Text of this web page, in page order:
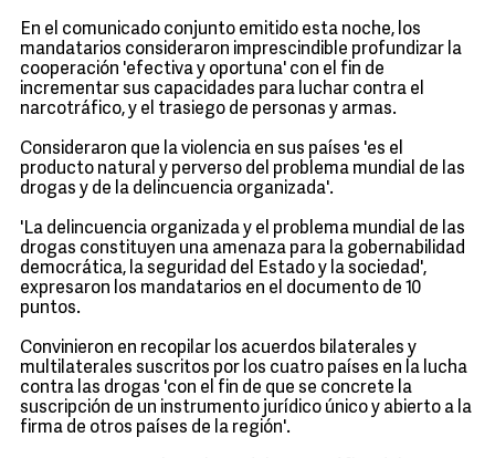
En el comunicado conjunto emitido esta noche, los
mandatarios consideraron imprescindible profundizar la
cooperación 'efectiva y oportuna' con el fin de
incrementar sus capacidades para luchar contra el
narcotráfico, y el trasiego de personas y armas.
Consideraron que la violencia en sus países 'es el
producto natural y perverso del problema mundial de las
drogas y de la delincuencia organizada'.
'La delincuencia organizada y el problema mundial de las
drogas constituyen una amenaza para la gobernabilidad
democrática, la seguridad del Estado y la sociedad',
expresaron los mandatarios en el documento de 10
puntos.
Convinieron en recopilar los acuerdos bilaterales y
multilaterales suscritos por los cuatro países en la lucha
contra las drogas 'con el fin de que se concrete la
suscripción de un instrumento jurídico único y abierto a la
firma de otros países de la región'.